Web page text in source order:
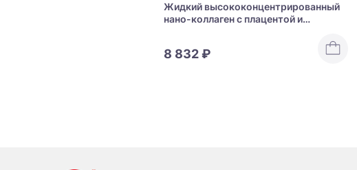
Жидкий высококонцентрированный
нано-коллаген с плацентой и
8 832 ₽